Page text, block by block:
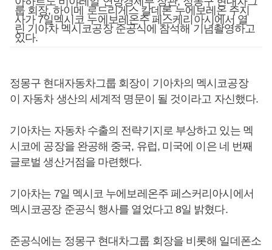
룹 회장, 하이메 로드리게스 칼데론 누에보레온 주지
사가 7일멕시코 누에보레온주 페스케리아시에서 열
린 기아차 멕시코공장 준공식에 참석해 기념촬영하고
있다.
정몽구 현대자동차그룹 회장이 기아차의 멕시코공장
이 자동차 생산의 세계적 명문이 될 것이라고 자신했다.
기아차는 자동차 수출의 전략기지로 부상하고 있는 멕
시코에 공장을 완공해 중국, 유럽, 미국에 이은 네 번째
글로벌 생산거점을 마련했다.
기아차는 7일 멕시코 누에보레온주 페스커리아시에서
멕시코공장 준공식 행사를 열었다고 8일 밝혔다.
준공식에는 정몽구 현대차그룹 회장을 비롯해 일데폰소